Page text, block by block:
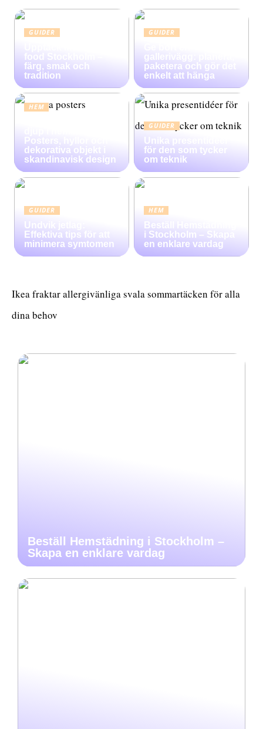
GUIDER
food Stockholm –
färg, smak och
tradition
GUIDER
gallerivägg: planera,
paketera och gör det
enkelt att hänga
HEM
Posters, hyllor och
dekorativa objekt i
skandinavisk design
GUIDER
Unika presentidéer
för den som tycker
om teknik
GUIDER
Undvik jetlag:
Effektiva tips för att
minimera symtomen
HEM
Beställ Hemstädning
i Stockholm – Skapa
en enklare vardag
Ikea fraktar allergivänliga svala sommartäcken för alla
dina behov
Beställ Hemstädning i Stockholm –
Skapa en enklare vardag